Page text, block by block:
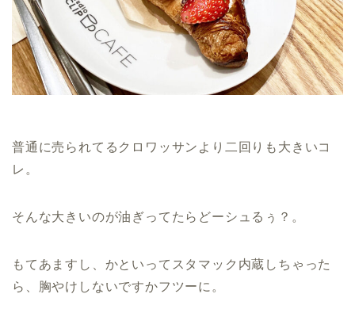
普通に売られてるクロワッサンより二回りも大きいコ
レ。
そんな大きいのが油ぎってたらどーシュるぅ？。
もてあますし、かといってスタマック内蔵しちゃった
ら、胸やけしないですかフツーに。